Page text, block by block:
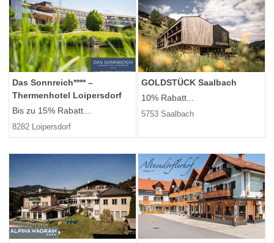
Das Sonnreich**** –
Thermenhotel Loipersdorf
Bis zu 15% Rabatt...
8282 Loipersdorf
GOLDSTÜCK Saalbach
10% Rabatt...
5753 Saalbach